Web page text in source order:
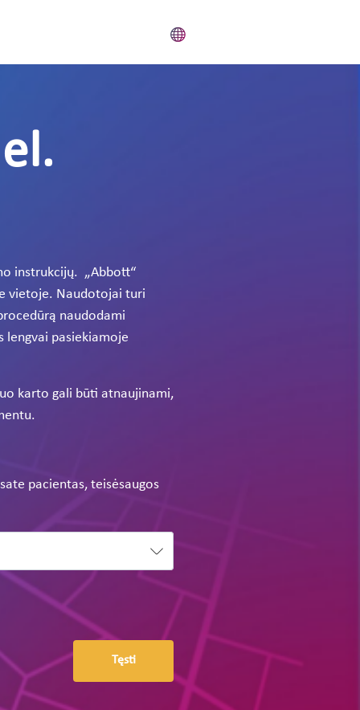
instrukcijų. „Abbott“
vietoje. Naudotojai turi
naudodami
lengvai pasiekiamoje
karto gali būti atnaujinami,
pacientas, teisėsaugos
Tęsti